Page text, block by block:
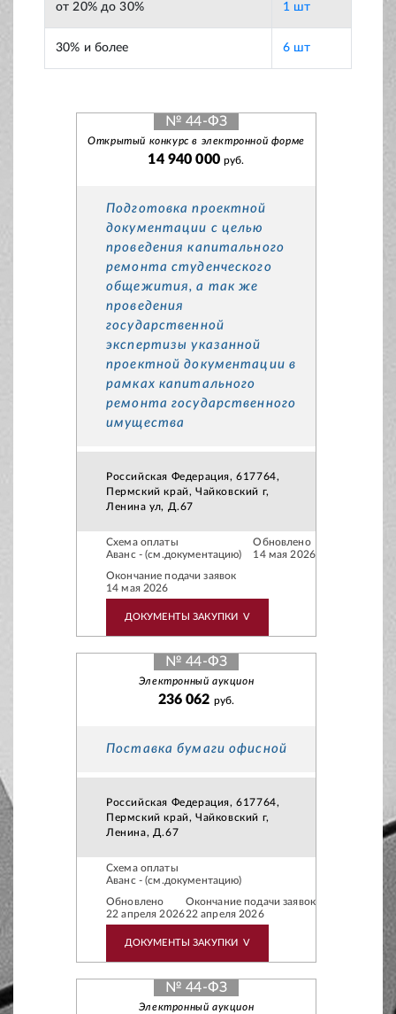
от 20% до 30% 1 шт
30% и более 6 шт
№ 44-ФЗ
Открытый конкурс в электронной форме
14 940 000 руб.
Подготовка проектной
документации с целью
проведения капитального
ремонта студенческого
общежития, а так же
проведения
государственной
экспертизы указанной
проектной документации в
рамках капитального
ремонта государственного
имущества
Российская Федерация, 617764,
Пермский край, Чайковский г,
Ленина ул, Д.67
Схема оплаты
Аванс - (см.документацию)
Обновлено
14 мая 2026
Окончание подачи заявок
14 мая 2026
ДОКУМЕНТЫ ЗАКУПКИ V
№ 44-ФЗ
Электронный аукцион
236 062 руб.
Поставка бумаги офисной
Российская Федерация, 617764,
Пермский край, Чайковский г,
Ленина, Д.67
Схема оплаты
Аванс - (см.документацию)
Обновлено
22 апреля 2026
Окончание подачи заявок
22 апреля 2026
ДОКУМЕНТЫ ЗАКУПКИ V
№ 44-ФЗ
Электронный аукцион